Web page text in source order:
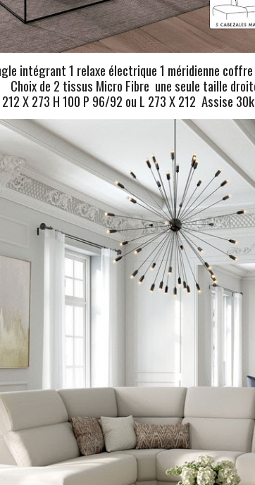
intégrant 1 relaxe électrique 1 méridienne
Choix de 2 tissus Micro Fibre une seule taille
X 273 H 100 P 96/92 ou L 273 X 212 Assise